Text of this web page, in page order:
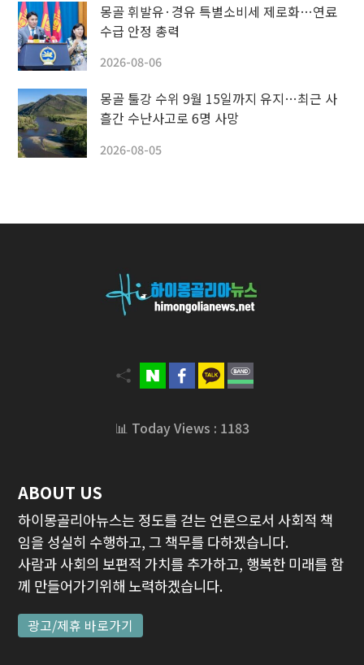
몽골 휘발유·경유 특별소비세 제로화…연료
수급 안정 총력
2026-08-06
몽골 툴강 수위 9월 15일까지 유지…최근 사
흘간 수난사고로 6명 사망
2026-08-05
📊 Today Views : 1183
ABOUT US
하이몽골리아뉴스는 정도를 걷는 언론으로서 사회적 책
임을 성실히 수행하고, 그 책무를 다하겠습니다.
사람과 사회의 보편적 가치를 추가하고, 행복한 미래를 함
께 만들어가기위해 노력하겠습니다.
광고/제휴 바로가기